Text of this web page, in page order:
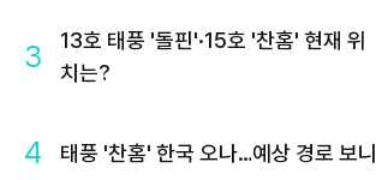
3
13호 태풍 '돌핀'·15호 '찬홈' 현재 위
치는?
4 태풍 '찬홈' 한국 오나…예상 경로 보니